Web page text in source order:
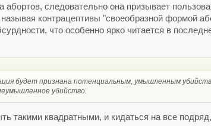
абортов, следовательно она призывает
называя контрацептивы "своеобразной формой
что особенно ярко читается в
будет признана потенциальным, умышленным
убийство.
такими квадратными, и кидаться на все